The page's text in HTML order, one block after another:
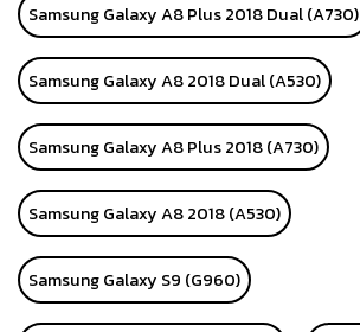
Samsung Galaxy A8 Plus 2018 Dual (A730)
Samsung Galaxy A8 2018 Dual (A530)
Samsung Galaxy A8 Plus 2018 (A730)
Samsung Galaxy A8 2018 (A530)
Samsung Galaxy S9 (G960)